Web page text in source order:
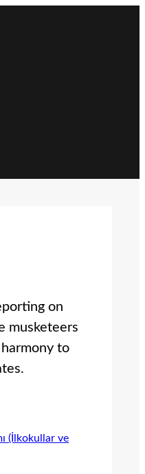
on
musketeers
to
(İlkokullar ve